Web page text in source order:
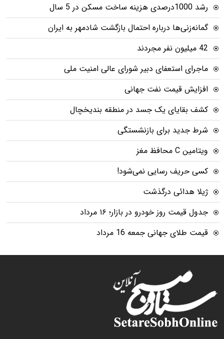
رشد 1000درصدی هزینه ساخت مسکن در 5 سال
گمانه‌زنی‌ها درباره احتمال بازگشت شادمهر به ایران
42 میلیون نفر مجردند
ماجرای استعفای دبیر شورای عالی امنیت ملی
افزایش قیمت نفت جهانی
کشف بقایای یک جسد در منطقه بندیخچال
شرط جدید برای بازنشستگی
ویتامین C محافظ مغز
کسی حریف رسایی نمی‌شود!
ژیلا هدائی درگذشت
جدول قیمت روز خودرو در بازار؛ ۱۶ مرداد
قیمت طلای جهانی جمعه 16 مرداد